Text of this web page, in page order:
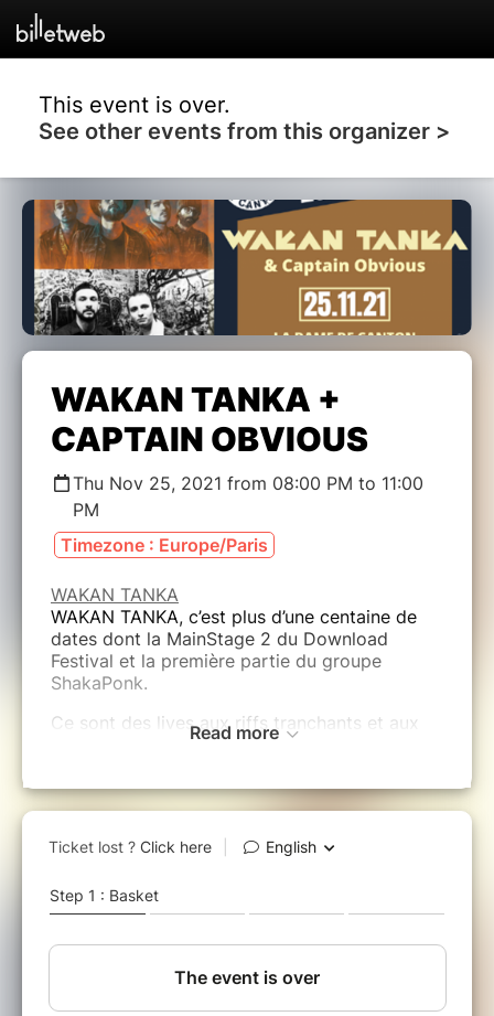
This event is over.
See other events from this organizer >
WAKAN TANKA +
CAPTAIN OBVIOUS
Thu Nov 25, 2021 from 08:00 PM to 11:00
PM
Timezone : Europe/Paris
WAKAN TANKA
WAKAN TANKA, c’est plus d’une centaine de
dates dont la MainStage 2 du Download
Festival et la première partie du groupe
ShakaPonk.
Ce sont des lives aux riffs tranchants et aux
mélodies pop taillées aussi bien pour les
l’énergie rock. S’inspirant de l’imagerie
Amérindienne, la formation voyage dans
claviers donnant ainsi vie à une musique
Après deux premiers EP, Animals In Progress
arpenter les plateaux et écumer les salles.
Read more